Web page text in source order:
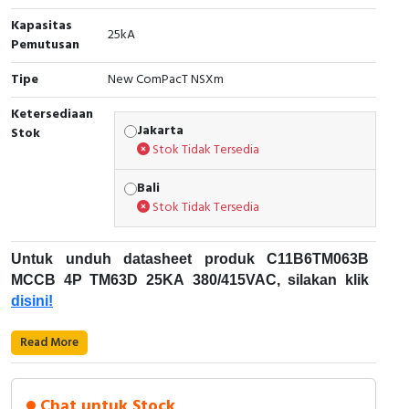
Cable Operated Switch
Signalling Columns
Safety Sensors
Ultrasonic & Rotary Encoder
Limit Switch
Inductive Sensors
Photoelectric
Cam Switch
Panel Box
Kapasitas
Pemutusan
25kA
Tipe
New ComPacT NSXm
Ketersediaan
Stok
Jakarta
Stok Tidak Tersedia
Bali
Stok Tidak Tersedia
Untuk unduh datasheet produk C11B6TM063B
MCCB 4P TM63D 25KA 380/415VAC, silakan klik
disini!
Karakteristik Teknikal:
Read More